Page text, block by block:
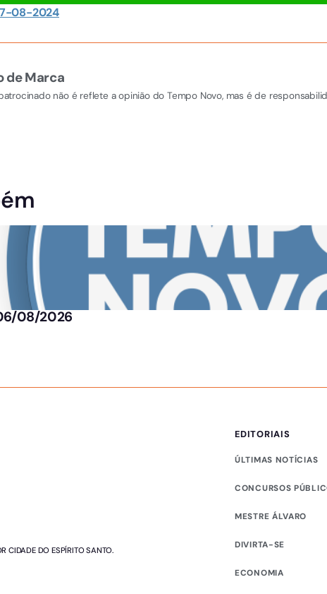
08-2024
de Marca
não é reflete a opinião do Tempo Novo, mas é de
08/2026
CIDADE DO ESPÍRITO SANTO.
EDITORIAIS
ÚLTIMAS NOTÍCIAS
CONCURSOS
MESTRE ÁLVARO
DIVIRTA-SE
ECONOMIA